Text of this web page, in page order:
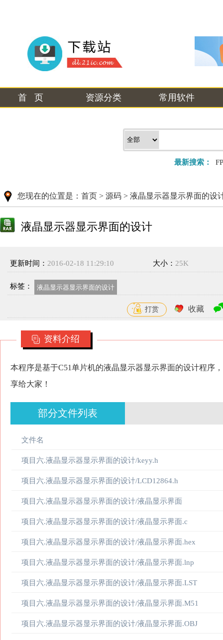
首 页 资源分类 常用软件
最新搜索：
您现在的位置是： 首页 > 源码 > 液晶显示器显示界面的设
液晶显示器显示界面的设计
更新时间： 2016-02-18 11:29:10 大小： 25K
标签： 液晶显示器显示界面的设计
打赏 收藏
资料介绍
本程序是基于C51单片机的液晶显示器显示界面的设计程序
享给大家！
部分文件列表
文件名
项目六.液晶显示器显示界面的设计/keyy.h
项目六.液晶显示器显示界面的设计/LCD12864.h
项目六.液晶显示器显示界面的设计/液晶显示界面
项目六.液晶显示器显示界面的设计/液晶显示界面.c
项目六.液晶显示器显示界面的设计/液晶显示界面.hex
项目六.液晶显示器显示界面的设计/液晶显示界面.lnp
项目六.液晶显示器显示界面的设计/液晶显示界面.LST
项目六.液晶显示器显示界面的设计/液晶显示界面.M51
项目六.液晶显示器显示界面的设计/液晶显示界面.OBJ